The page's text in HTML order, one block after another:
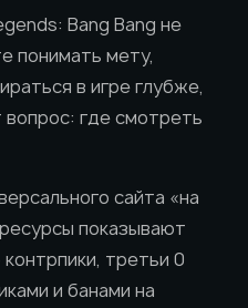
Bang Bang не
понимать мету,
в игре глубже,
вопрос: где смотреть
сайта «на
показывают
третьи 0
и банами на